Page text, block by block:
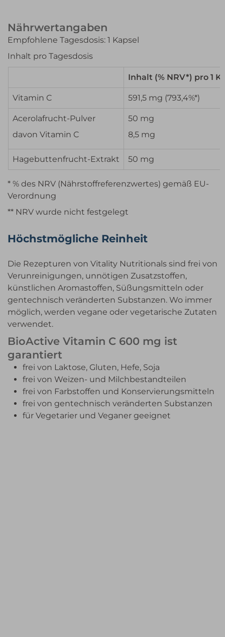
Nährwertangaben
Empfohlene Tagesdosis: 1 Kapsel
Inhalt pro Tagesdosis
Inhalt (% NRV*) pro 1
Vitamin C 591,5 mg (793,4%*)
Acerolafrucht-Pulver
davon Vitamin C
50 mg
8,5 mg
Hagebuttenfrucht-Extrakt 50 mg
* % des NRV (Nährstoffreferenzwertes) gemäß EU-
Verordnung
** NRV wurde nicht festgelegt
Höchstmögliche Reinheit
Die Rezepturen von Vitality Nutritionals sind frei von
Verunreinigungen, unnötigen Zusatzstoffen,
künstlichen Aromastoffen, Süßungsmitteln oder
gentechnisch veränderten Substanzen. Wo immer
möglich, werden vegane oder vegetarische Zutaten
verwendet.
BioActive Vitamin C 600 mg ist
garantiert
frei von Laktose, Gluten, Hefe, Soja
frei von Weizen- und Milchbestandteilen
frei von Farbstoffen und Konservierungsmitteln
frei von gentechnisch veränderten Substanzen
für Vegetarier und Veganer geeignet